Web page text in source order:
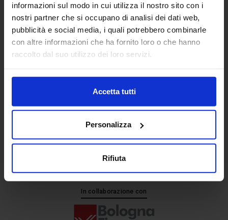
informazioni sul modo in cui utilizza il nostro sito con i
nostri partner che si occupano di analisi dei dati web,
pubblicità e social media, i quali potrebbero combinarle
con altre informazioni che ha fornito loro o che hanno
raccolto dal suo utilizzo dei loro servizi.
Accetta tutti
Personalizza
Rifiuta
Senaf srl
+ 39 051.325511
+ 39 02.332039460
In collaborazione con